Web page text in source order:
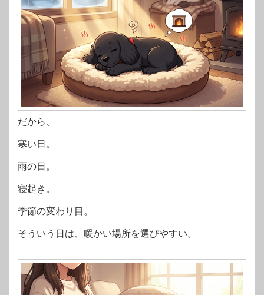
だから、
寒い日。
雨の日。
寝起き。
季節の変わり目。
そういう日は、暖かい場所を選びやすい。